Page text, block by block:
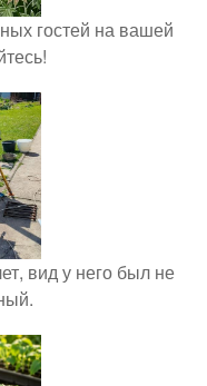
гостей на вашей
вид у него был не